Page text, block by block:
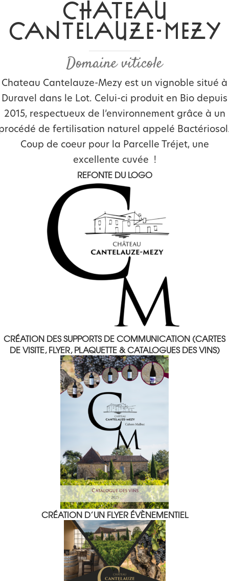
CHATEAU
CANTELAUZE-MEZY
Domaine viticole
Chateau Cantelauze-Mezy est un vignoble situé à
Duravel dans le Lot. Celui-ci produit en Bio depuis
2015, respectueux de l’environnement grâce à un
de fertilisation naturel appelé
Coup de coeur pour la Parcelle Tréjet, une
excellente cuvée !
REFONTE DU LOGO
CRÉATION DES SUPPORTS DE COMMUNICATION (CARTES
DE VISITE, FLYER, PLAQUETTE & CATALOGUES DES VINS)
CRÉATION D’UN FLYER ÉVÈNEMENTIEL